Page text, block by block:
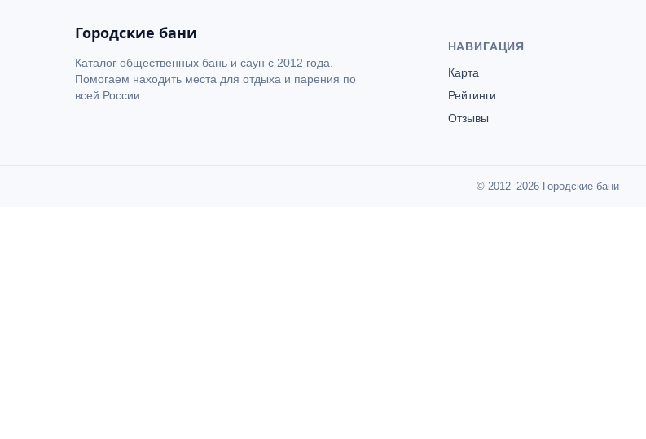
Городские бани
Каталог общественных бань и саун с 2012 года.
Помогаем находить места для отдыха и парения по
всей России.
НАВИГАЦИЯ
Карта
Рейтинги
Отзывы
© 2012–2026 Городские бани